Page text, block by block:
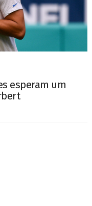
esperam um